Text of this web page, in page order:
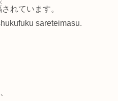
されています。
sareteimasu.